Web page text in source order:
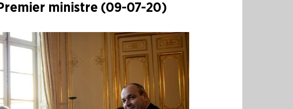
ministre (09-07-20)